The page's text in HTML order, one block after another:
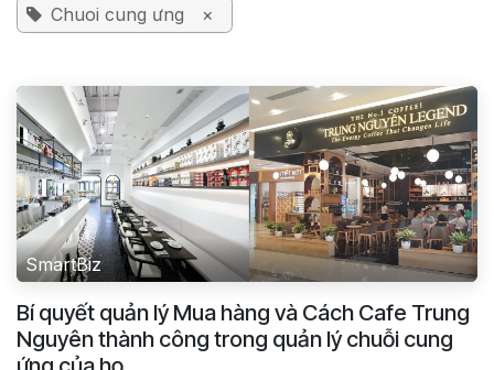
Chuoi cung ưng ×
SmartBiz
Bí quyết quản lý Mua hàng và Cách Cafe Trung
Nguyên thành công trong quản lý chuỗi cung